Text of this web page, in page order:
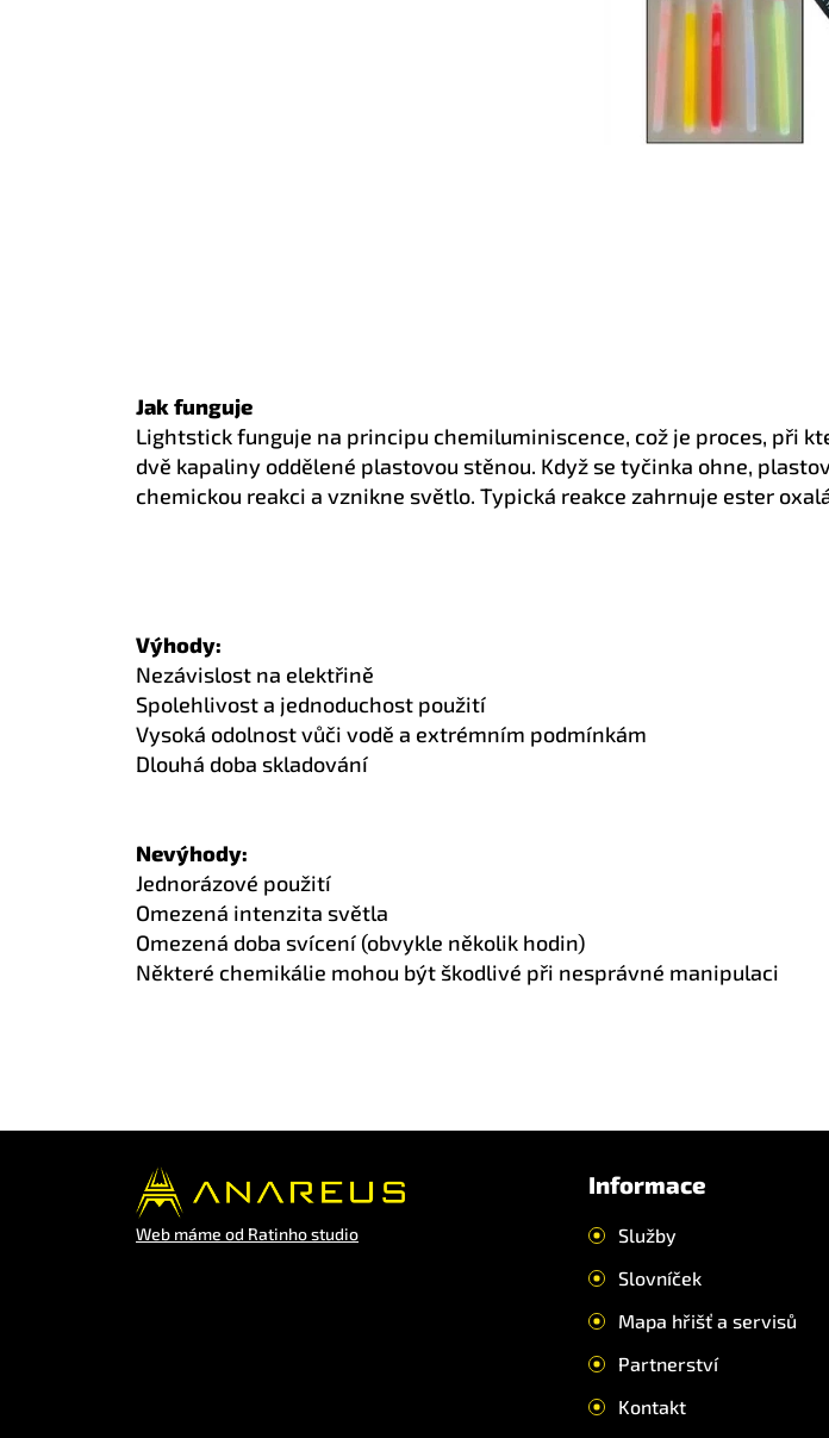
Jak funguje
Lightstick funguje na principu chemiluminiscence, což je proces, při
dvě kapaliny oddělené plastovou stěnou. Když se tyčinka ohne,
chemickou reakci a vznikne světlo. Typická reakce zahrnuje ester
Výhody:
Nezávislost na elektřině
Spolehlivost a jednoduchost použití
Vysoká odolnost vůči vodě a extrémním podmínkám
Dlouhá doba skladování
Nevýhody:
Jednorázové použití
Omezená intenzita světla
Omezená doba svícení (obvykle několik hodin)
Některé chemikálie mohou být škodlivé při nesprávné manipulaci
Web máme od Ratinho studio
Informace
Služby
Slovníček
Mapa hřišť a servisů
Partnerství
Kontakt